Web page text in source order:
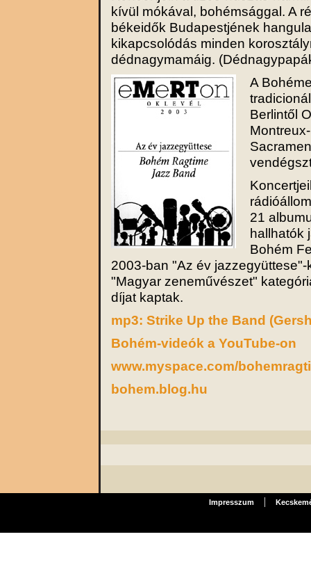
kívül mókával, bohémsággal. A
békeidők Budapestjének
kikapcsolódás minden
dédnagymamáig.
A
Berlintől
21
hallhatók
Bohém
2003-ban "Az év
"Magyar zeneművészet"
díjat kaptak.
mp3: Strike Up the Band
Bohém-videók a YouTube-on
www.myspace.com/
bohem.blog.hu
Impresszum |